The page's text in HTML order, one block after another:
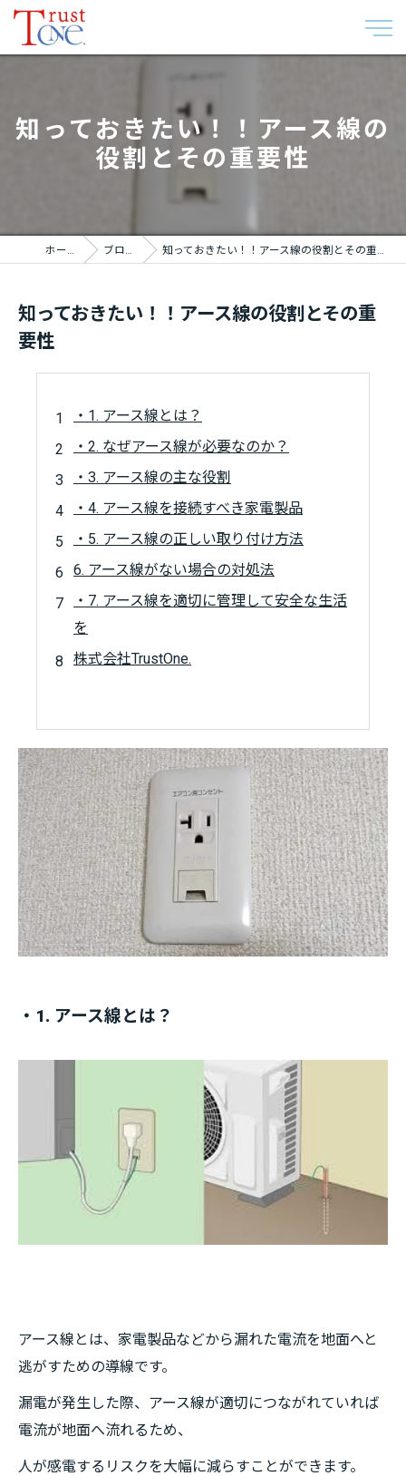
知っておきたい！！アース線の
役割とその重要性
ホーム ブログ 知っておきたい！！アース線の役割とその重要性
知っておきたい！！アース線の役割とその重
要性
・1. アース線とは？
・2. なぜアース線が必要なのか？
・3. アース線の主な役割
・4. アース線を接続すべき家電製品
・5. アース線の正しい取り付け方法
6. アース線がない場合の対処法
・7. アース線を適切に管理して安全な生活
を
株式会社TrustOne.
・1. アース線とは？
アース線とは、家電製品などから漏れた電流を地面へと
逃がすための導線です。
漏電が発生した際、アース線が適切につながれていれば
電流が地面へ流れるため、
人が感電するリスクを大幅に減らすことができます。